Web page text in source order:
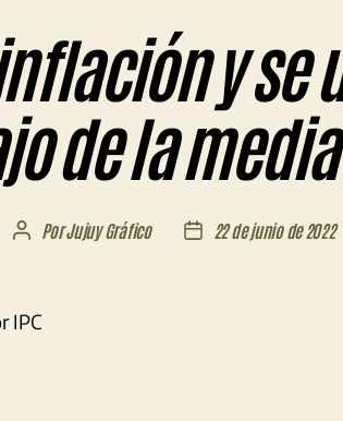
y se
de la
Autor
entrada
PorJujuy Gráfico
Fecha22 de junio de 2022